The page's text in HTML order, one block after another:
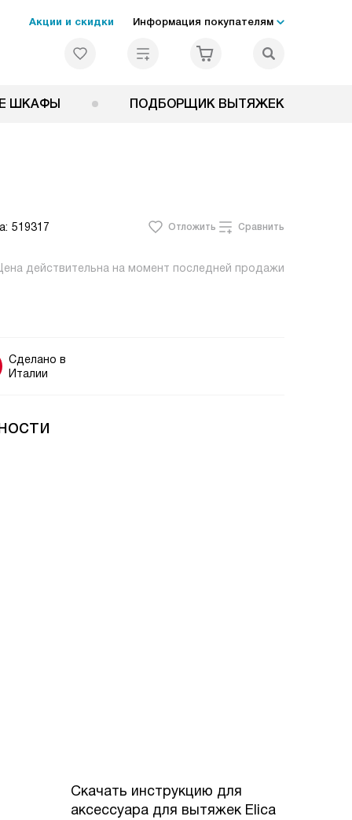
Акции и скидки Информация покупателям
ШКАФЫ ПОДБОРЩИК ВЫТЯЖЕК
519317 Отложить Сравнить
Цена действительна на момент последней продажи
Сделано в
Италии
Скачать инструкцию для
аксессуара для вытяжек Elica